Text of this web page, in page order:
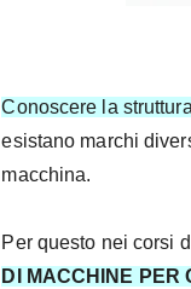
Conoscere la
esistano marchi
macchina.
Per questo nei corsi
DI MACCHINE PER